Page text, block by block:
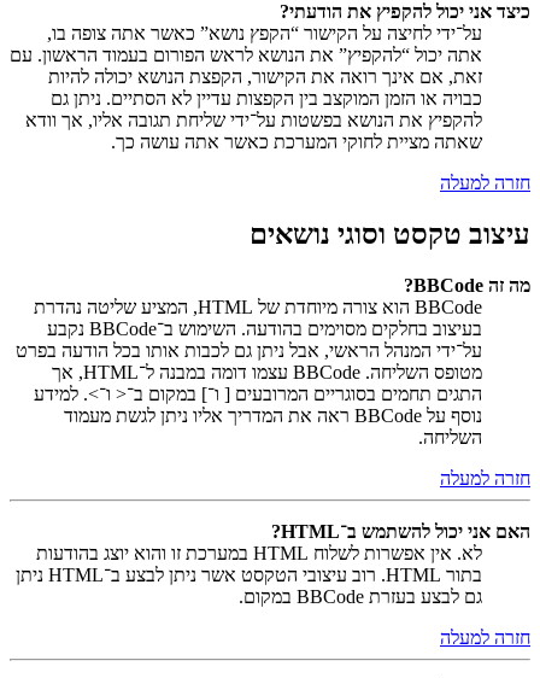
כיצד אני יכול להקפיץ את הודעתי?
על־ידי לחיצה על הקישור “הקפץ נושא” כאשר אתה צופה בו,
אתה יכול “להקפיץ” את הנושא לראש הפורום בעמוד הראשון. עם
זאת, אם אינך רואה את הקישור, הקפצת הנושא יכולה להיות
כבויה או הזמן המוקצב בין הקפצות עדיין לא הסתיים. ניתן גם
להקפיץ את הנושא בפשטות על־ידי שליחת תגובה אליו, אך וודא
שאתה מציית לחוקי המערכת כאשר אתה עושה כך.
חזרה למעלה
עיצוב טקסט וסוגי נושאים
מה זה BBCode?
BBCode הוא צורה מיוחדת של HTML, המציע שליטה נהדרת
בעיצוב בחלקים מסוימים בהודעה. השימוש ב־BBCode נקבע
על־ידי המנהל הראשי, אבל ניתן גם לכבות אותו בכל הודעה בפרט
מטופס השליחה. BBCode עצמו דומה במבנה ל־HTML, אך
התגים תחמים בסוגריים המרובעים [ ו־] במקום ב־< ו־>. למידע
נוסף על BBCode ראה את המדריך אליו ניתן לגשת מעמוד
השליחה.
חזרה למעלה
האם אני יכול להשתמש ב־HTML?
לא. אין אפשרות לשלוח HTML במערכת זו והוא יוצג בהודעות
בתור HTML. רוב עיצובי הטקסט אשר ניתן לבצע ב־HTML ניתן
גם לבצע בעזרת BBCode במקום.
חזרה למעלה